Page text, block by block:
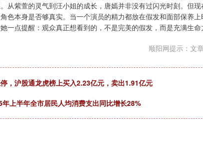
从紫萱的灵气到汪小姐的成长，唐嫣并非没有过闪光时刻。但
色本身是否够真实。当一个演员的精力都放在假发和面部保养
一点提醒：观众真正想看到的，不是完美的假发，而是充满生命
顺阳网提示：文
，沪股通龙虎榜上买入2.23亿元，卖出1.91亿元
上半年全市居民人均消费支出同比增长28%